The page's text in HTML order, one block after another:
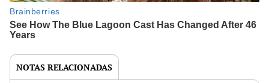
NOTAS RELACIONADAS